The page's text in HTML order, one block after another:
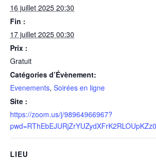
16 juillet 2025 20:30
Fin :
17 juillet 2025 00:30
Prix :
Gratuit
Catégories d’Évènement:
Evenements, Soirées en ligne
Site :
https://zoom.us/j/98964966967?
LIEU